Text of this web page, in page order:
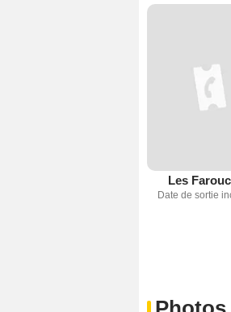
Les
Date de sortie